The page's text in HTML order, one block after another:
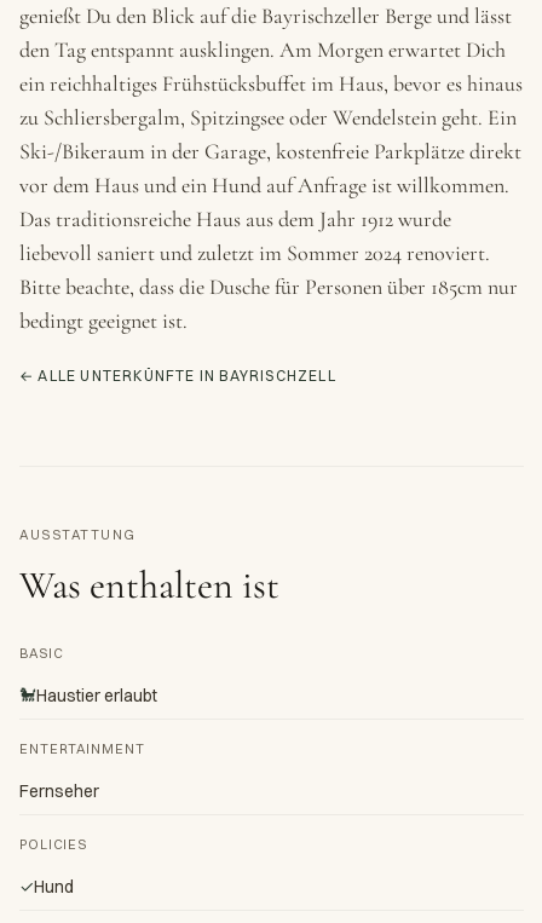
genießt Du den Blick auf die Bayrischzeller Berge und lässt
den Tag entspannt ausklingen. Am Morgen erwartet Dich
ein reichhaltiges Frühstücksbuffet im Haus, bevor es hinaus
zu Schliersbergalm, Spitzingsee oder Wendelstein geht. Ein
Ski-/Bikeraum in der Garage, kostenfreie Parkplätze direkt
vor dem Haus und ein Hund auf Anfrage ist willkommen.
Das traditionsreiche Haus aus dem Jahr 1912 wurde
liebevoll saniert und zuletzt im Sommer 2024 renoviert.
Bitte beachte, dass die Dusche für Personen über 185cm nur
bedingt geeignet ist.
← ALLE UNTERKÜNFTE IN BAYRISCHZELL
AUSSTATTUNG
Was enthalten ist
BASIC
🐩Haustier erlaubt
ENTERTAINMENT
Fernseher
POLICIES
✓Hund